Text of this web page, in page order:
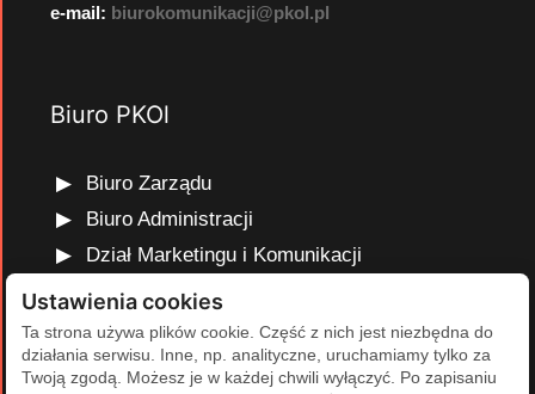
e-mail: biurokomunikacji@pkol.pl
Biuro PKOl
Biuro Zarządu
Biuro Administracji
Dział Marketingu i Komunikacji
Dział Edukacji Olimpijskiej
Dział Finansów i Kadr
Dział Projektów Olimpijskich
Ustawienia cookies
Ta strona używa plików cookie. Część z nich jest niezbędna do
działania serwisu. Inne, np. analityczne, uruchamiamy tylko za
Twoją zgodą. Możesz je w każdej chwili wyłączyć. Po zapisaniu